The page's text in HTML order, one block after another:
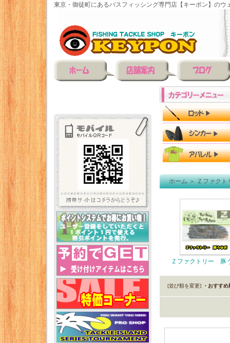
東京・御徒町にあるバスフィッシング専門店【キーポン】のウ
ホーム＞Ｚファクト
Ｚファクトリー 豚
[並び順を変更] ・おすすめ